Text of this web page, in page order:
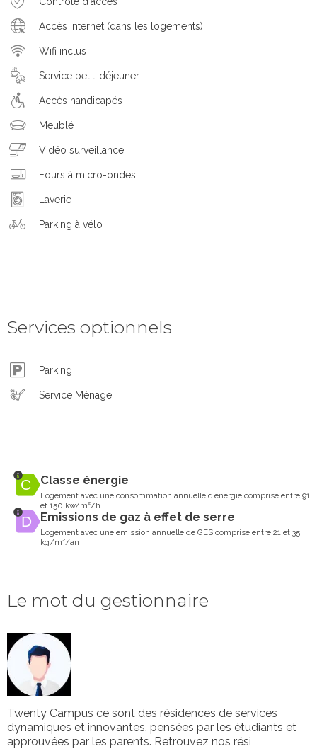
Accès internet (dans les logements)
Wifi inclus
Service petit-déjeuner
Accès handicapés
Meublé
Vidéo surveillance
Fours à micro-ondes
Laverie
Parking à vélo
Services optionnels
Parking
Service Ménage
Classe énergie
Logement avec une consommation annuelle d’énergie comprise entre 91
et 150 kw/m²/h
Emissions de gaz à effet de serre
Logement avec une emission annuelle de GES comprise entre 21 et 35
kg/m²/an
Le mot du gestionnaire
Twenty Campus ce sont des résidences de services
dynamiques et innovantes, pensées par les étudiants et
approuvées par les parents. Retrouvez nos rési